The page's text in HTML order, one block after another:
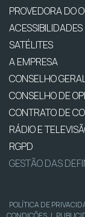
PROVEDORA DO
ACESSIBILIDADES
SATÉLITES
A EMPRESA
CONSELHO
CONSELHO DE
CONTRATO DE
RÁDIO E
RGPD
GESTÃO DAS
POLÍTICA DE